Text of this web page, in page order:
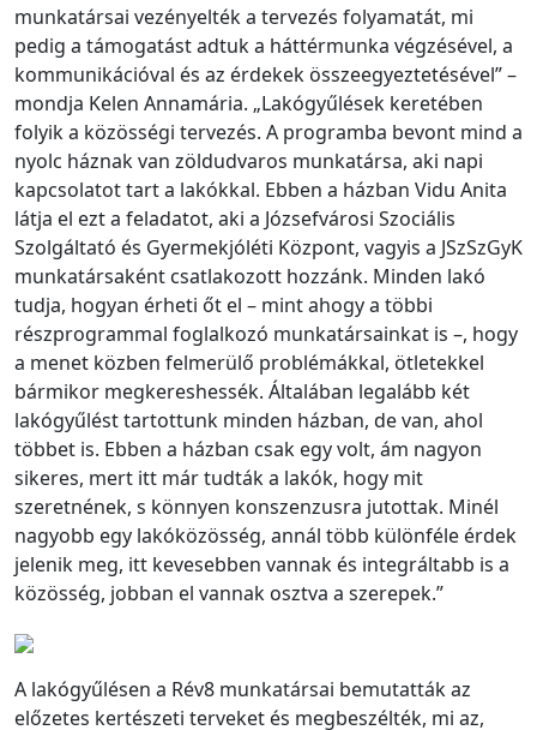
munkatársai vezényelték a tervezés folyamatát, mi
pedig a támogatást adtuk a háttérmunka végzésével, a
kommunikációval és az érdekek összeegyeztetésével” –
mondja Kelen Annamária. „Lakógyűlések keretében
folyik a közösségi tervezés. A programba bevont mind a
nyolc háznak van zöldudvaros munkatársa, aki napi
kapcsolatot tart a lakókkal. Ebben a házban Vidu Anita
látja el ezt a feladatot, aki a Józsefvárosi Szociális
Szolgáltató és Gyermekjóléti Központ, vagyis a JSzSzGyK
munkatársaként csatlakozott hozzánk. Minden lakó
tudja, hogyan érheti őt el – mint ahogy a többi
részprogrammal foglalkozó munkatársainkat is –, hogy
a menet közben felmerülő problémákkal, ötletekkel
bármikor megkereshessék. Általában legalább két
lakógyűlést tartottunk minden házban, de van, ahol
többet is. Ebben a házban csak egy volt, ám nagyon
sikeres, mert itt már tudták a lakók, hogy mit
szeretnének, s könnyen konszenzusra jutottak. Minél
nagyobb egy lakóközösség, annál több különféle érdek
jelenik meg, itt kevesebben vannak és integráltabb is a
közösség, jobban el vannak osztva a szerepek.”
A lakógyűlésen a Rév8 munkatársai bemutatták az
előzetes kertészeti terveket és megbeszélték, mi az,